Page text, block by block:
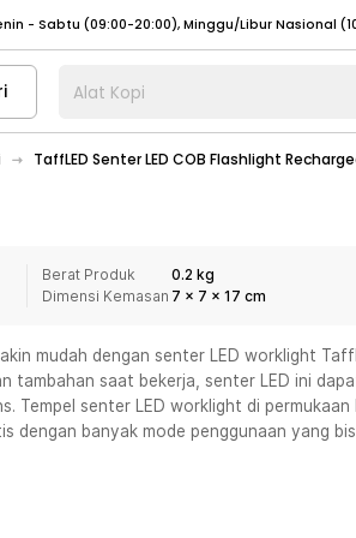
Senin - Jumat (07:00 - 20:00), Sabtu - Minggu
- Jumat (08:00 - 20:00), Sabtu - Minggu/ Libur
- Jumat (08:00 - 20:00), Sabtu - Minggu/ Libur
- Sabtu (09:00-20:00), Minggu/Libur Nasional
- Sabtu (09:00-20:00), Minggu/Libur Nasional
Senin - Jumat (07:00 - 20:00), Sabtu - Minggu
Alat Kopi
TaffLED Senter LED COB Flashlight
Berat Produk
0.2 kg
Dimensi Kemasan 7 x 7 x 17 cm
mudah dengan senter LED worklight
tambahan saat bekerja, senter LED ini
Tempel senter LED worklight di permukaan
dengan banyak mode penggunaan yang